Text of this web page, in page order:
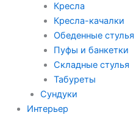
Кресла
Кресла-качалки
Обеденные стулья
Пуфы и банкетки
Складные стулья
Табуреты
Сундуки
Интерьер